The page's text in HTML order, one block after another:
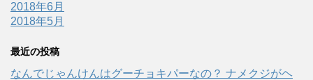
2018年6月
2018年5月
最近の投稿
なんでじゃんけんはグーチョキパーなの？ ナメクジがヘ